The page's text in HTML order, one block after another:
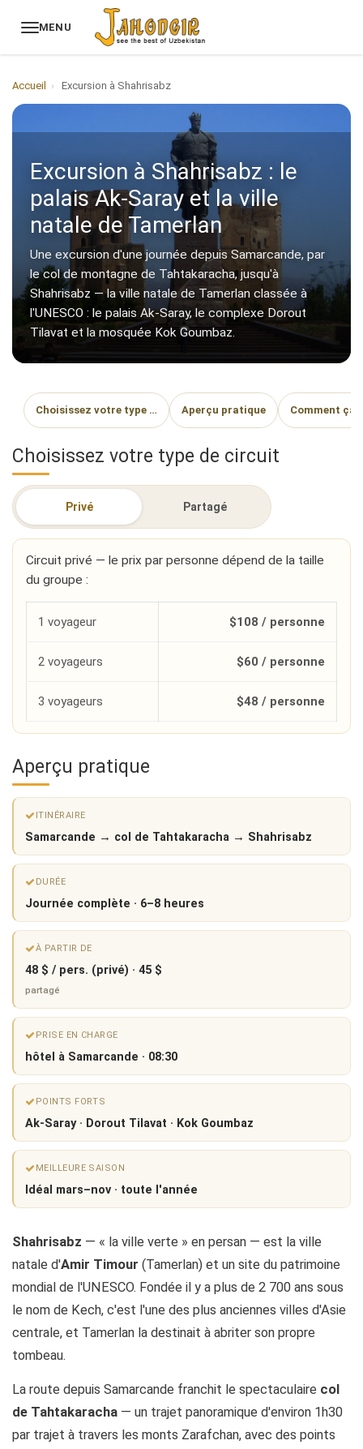
MENU
Accueil › Excursion à Shahrisabz
Excursion à Shahrisabz : le
palais Ak-Saray et la ville
natale de Tamerlan
Une excursion d'une journée depuis Samarcande, par
le col de montagne de Tahtakaracha, jusqu'à
Shahrisabz — la ville natale de Tamerlan classée à
l'UNESCO : le palais Ak-Saray, le complexe Dorout
Tilavat et la mosquée Kok Goumbaz.
Choisissez votre type … Aperçu pratique Comment ça
Choisissez votre type de circuit
Privé Partagé
Circuit privé — le prix par personne dépend de la taille
du groupe :
1 voyageur $108 / personne
2 voyageurs $60 / personne
3 voyageurs $48 / personne
Aperçu pratique
ITINÉRAIRE
Samarcande → col de Tahtakaracha → Shahrisabz
DURÉE
Journée complète · 6–8 heures
À PARTIR DE
48 $ / pers. (privé) · 45 $
partagé
PRISE EN CHARGE
hôtel à Samarcande · 08:30
POINTS FORTS
Ak-Saray · Dorout Tilavat · Kok Goumbaz
MEILLEURE SAISON
Idéal mars–nov · toute l'année
Shahrisabz — « la ville verte » en persan — est la ville
natale d'Amir Timour (Tamerlan) et un site du patrimoine
mondial de l'UNESCO. Fondée il y a plus de 2 700 ans sous
le nom de Kech, c'est l'une des plus anciennes villes d'Asie
centrale, et Tamerlan la destinait à abriter son propre
tombeau.
La route depuis Samarcande franchit le spectaculaire col
de Tahtakaracha — un trajet panoramique d'environ 1h30
par trajet à travers les monts Zarafchan, avec des points